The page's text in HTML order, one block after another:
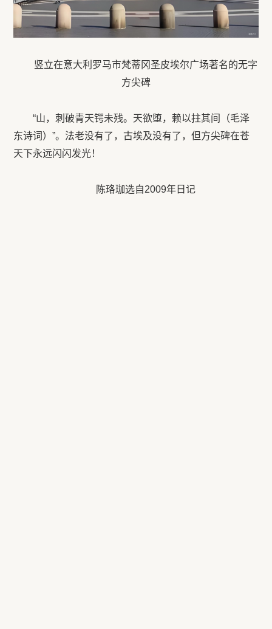
竖立在意大利罗马市梵蒂冈圣皮埃尔广场著名的无字
方尖碑
“山，刺破青天锷未残。天欲堕，赖以拄其间（毛泽
东诗词）”。法老没有了，古埃及没有了，但方尖碑在苍
天下永远闪闪发光！
陈珞珈选自2009年日记